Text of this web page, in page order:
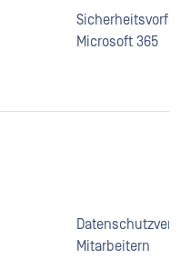
Microsoft 365
Mitarbeitern